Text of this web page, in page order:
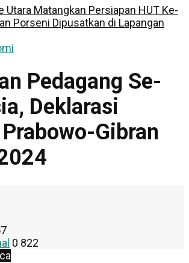
Utara Matangkan Persiapan HUT Ke-
Porseni Dipusatkan di Lapangan
Pedagang Se-
Deklarasi
Gibran
0 822